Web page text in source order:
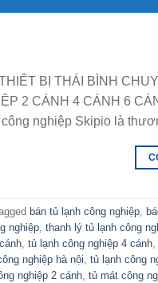
BỊ THÁI BÌNH
2 CÁNH 4 CÁNH 6
công nghiệp Skipio là
bán tủ lạnh công nghiệp
nghiệp thanh lý tủ lạnh công
tủ lạnh công nghiệp 4 cánh
nghiệp hà nội tủ lạnh công
nghiệp 2 cánh tủ mát công